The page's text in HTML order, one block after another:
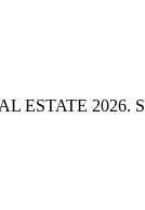
ESTATE 2026.